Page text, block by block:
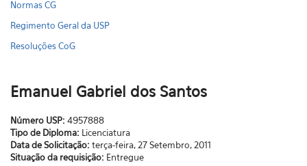
Normas CG
Regimento Geral da USP
Resoluções CoG
Emanuel Gabriel dos Santos
Número USP: 4957888
Tipo de Diploma: Licenciatura
Data de Solicitação: terça-feira, 27 Setembro, 2011
Situação da requisição: Entregue